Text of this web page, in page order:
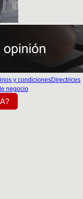
y condicionesDirectrices
negocio